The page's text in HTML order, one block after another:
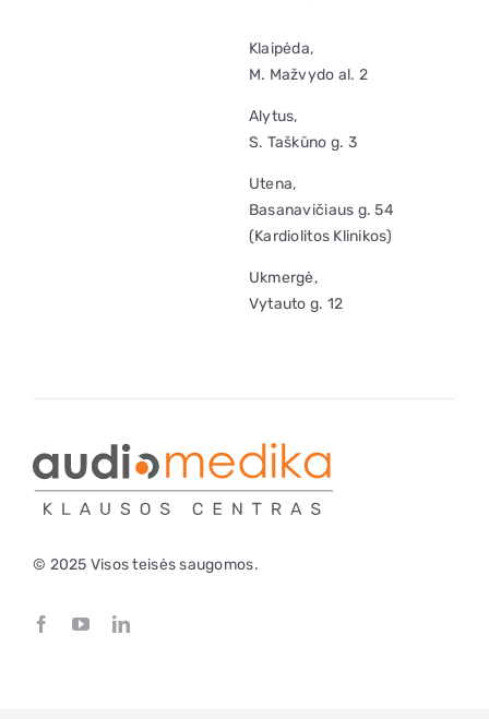
Klaipėda,
M. Mažvydo al. 2
Alytus,
S. Taškūno g. 3
Utena,
Basanavičiaus g. 54
(Kardiolitos Klinikos)
Ukmergė,
Vytauto g. 12
© 2025 Visos teisės saugomos.